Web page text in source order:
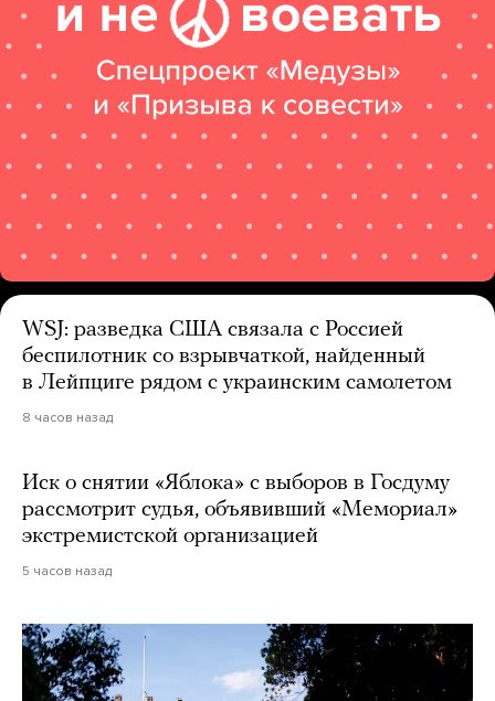
WSJ: разведка США связала с Россией
беспилотник со взрывчаткой, найденный
в Лейпциге рядом с украинским самолетом
8 часов назад
Иск о снятии «Яблока» с выборов в Госдуму
рассмотрит судья, объявивший «Мемориал»
экстремистской организацией
5 часов назад